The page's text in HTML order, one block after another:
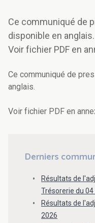
Ce communiqué de
disponible en anglais.
Voir fichier PDF en
Ce communiqué de
anglais.
Voir fichier PDF en
Derniers
Résultats de
Trésorerie du
Résultats de
2026